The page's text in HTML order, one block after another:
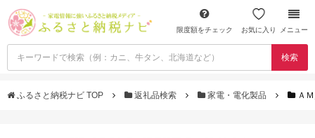
限度額をチェック お気に入り メニュー
検索
ふるさと納税ナビ TOP 返礼品検索 家電・電化製品 Ａ